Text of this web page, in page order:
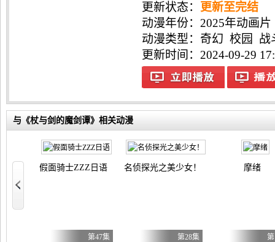
更新状态：
更新至完结
动漫年份： 2025年动画片
动漫类型： 奇幻 校园
战
更新时间：2024-09-29
与《杖与剑的魔剑谭》相关动漫
假面骑士ZZZ日语
第47集
名侦探光之美少女！
第28集
摩绪